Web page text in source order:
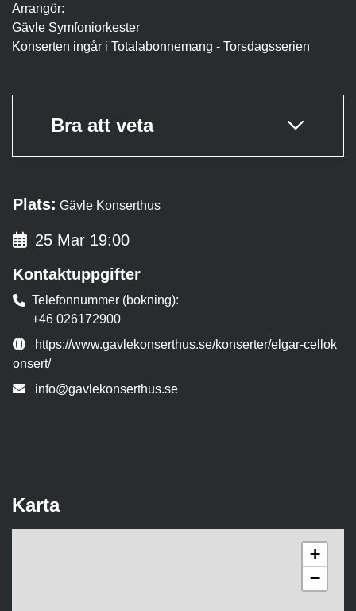
Arrangör:
Gävle Symfoniorkester
Konserten ingår i Totalabonnemang - Torsdagsserien
Bra att veta
Plats: Gävle Konserthus
25 Mar 19:00
Kontaktuppgifter
Telefonnummer (bokning)
+46 026172900
Evenemangslänk:
https://www.gavlekonserthus.se/konserter/elgar-cellok
onsert/
E-post:
info@gavlekonserthus.se
Karta
+
−